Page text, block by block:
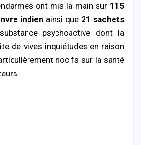
ont mis la main sur 115
indien ainsi que 21 sachets
psychoactive dont la
de vives inquiétudes en raison
nocifs sur la santé